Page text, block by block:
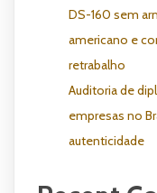
DS-160 sem
americano e
retrabalho
Auditoria de
empresas no
autenticidade